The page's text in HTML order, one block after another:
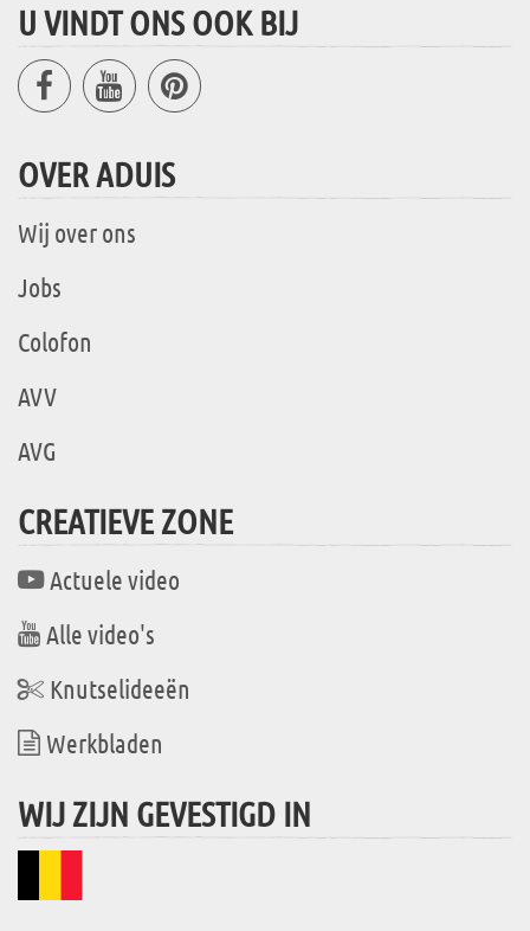
U VINDT ONS OOK BIJ
OVER ADUIS
Wij over ons
Jobs
Colofon
AVV
AVG
CREATIEVE ZONE
Actuele video
Alle video's
Knutselideeën
Werkbladen
WIJ ZIJN GEVESTIGD IN